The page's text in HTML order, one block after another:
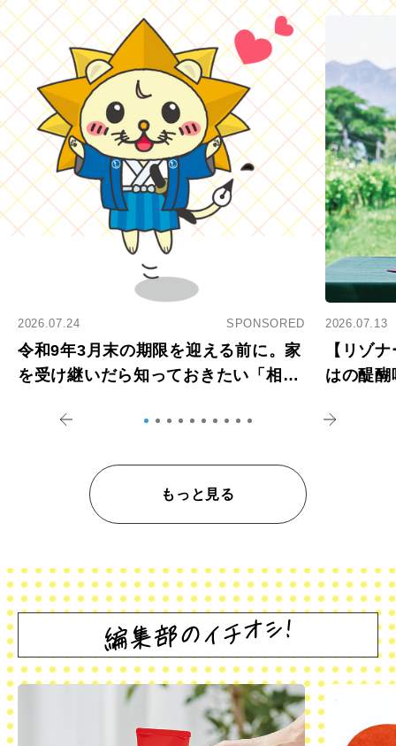
2026.07.24 SPONSORED
令和9年3月末の期限を迎える前に。家
を受け継いだら知っておきたい「相続
2026.07.13
【リゾ
はの醍
もっと見る